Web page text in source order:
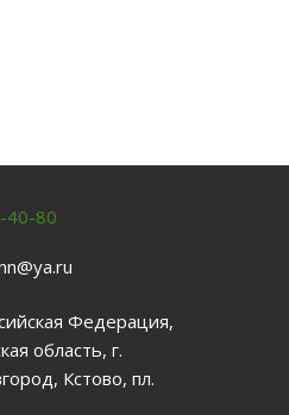
40-80
Федерация,
область, г.
Кстово, пл.